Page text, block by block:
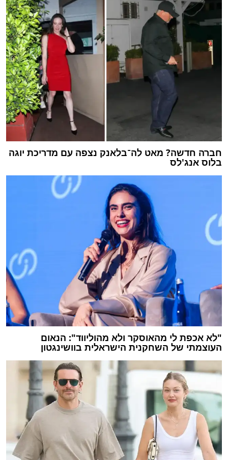
חברה חדשה? מאט לה־בלאנק נצפה עם מדריכת יוגה
בלוס אנג'לס
"לא אכפת לי מהאוסקר ולא מהוליווד": הנאום
העוצמתי של השחקנית הישראלית בוושינגטון